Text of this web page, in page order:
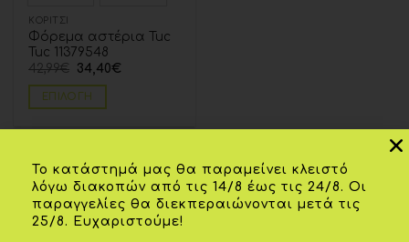
ΚΟΡΊΤΣΙ
Φόρεμα αστέρια Tuc
Tuc 11379548
42,99€ 34,40€
ΕΠΙΛΟΓΉ
Ωράριο Λειτουργίας
Δευτέρα - Τετάρτη -
Το κατάστημά μας θα παραμείνει κλειστό
λόγω διακοπών από τις 14/8 έως τις 24/8. Οι
παραγγελίες θα διεκπεραιώνονται μετά τις
25/8. Ευχαριστούμε!